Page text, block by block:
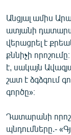
Անցյալ ամիս
ատյանի
վերացրել է
քննիչի
է, սակայն
շատ է ձգձգում
գործը»։
Դատարանի
պնդումները.-